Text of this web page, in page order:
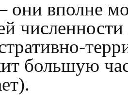
вполне
численности
большую